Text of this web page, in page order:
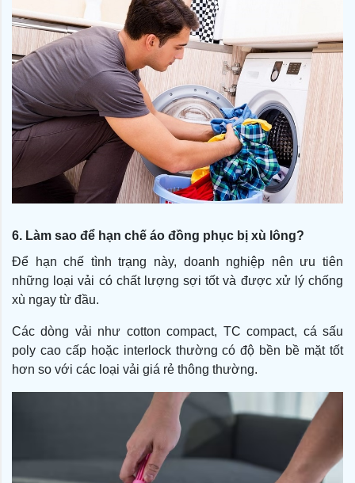
6. Làm sao để hạn chế áo đồng phục bị xù lông?
Để hạn chế tình trạng này, doanh nghiệp nên ưu tiên
những loại vải có chất lượng sợi tốt và được xử lý chống
xù ngay từ đầu.
Các dòng vải như cotton compact, TC compact, cá sấu
poly cao cấp hoặc interlock thường có độ bền bề mặt tốt
hơn so với các loại vải giá rẻ thông thường.